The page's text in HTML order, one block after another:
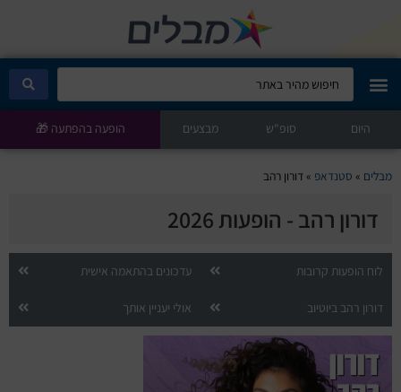
מבלים קלאב
הופעות היום
סטנדאפ
הצגות ילדים
הופעות חיות
הצגות תיאטרון
היום סופ"ש מבצעים הופעה בהפתעה 🎁
מבלים » סטנדאפ » דורון רהב
דורון רהב - הופעות 2026
לוח הופעות קרובות עדכונים בהתאמה אישית
דורון רהב ביוטיוב אולי יעניין אותך